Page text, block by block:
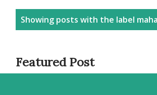
Showing posts with the label
Featured Post